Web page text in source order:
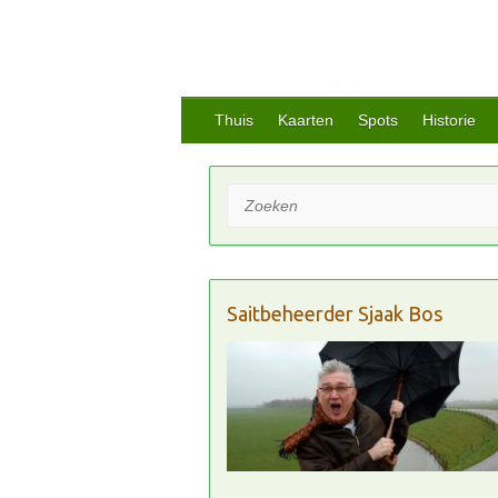
Thuis Kaarten Spots Historie
Zoeken
Saitbeheerder Sjaak Bos